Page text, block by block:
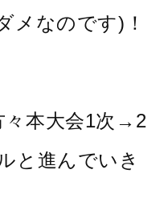
メなのです)！
々本大会1次→2
と進んでいき